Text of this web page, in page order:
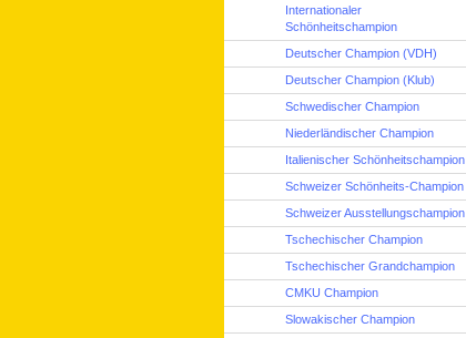
Internationaler
Schönheitschampion
Deutscher Champion (VDH)
Deutscher Champion (Klub)
Schwedischer Champion
Niederländischer Champion
Italienischer Schönheitschampion
Schweizer Schönheits-Champion
Schweizer Ausstellungschampion
Tschechischer Champion
Tschechischer Grandchampion
CMKU Champion
Slowakischer Champion